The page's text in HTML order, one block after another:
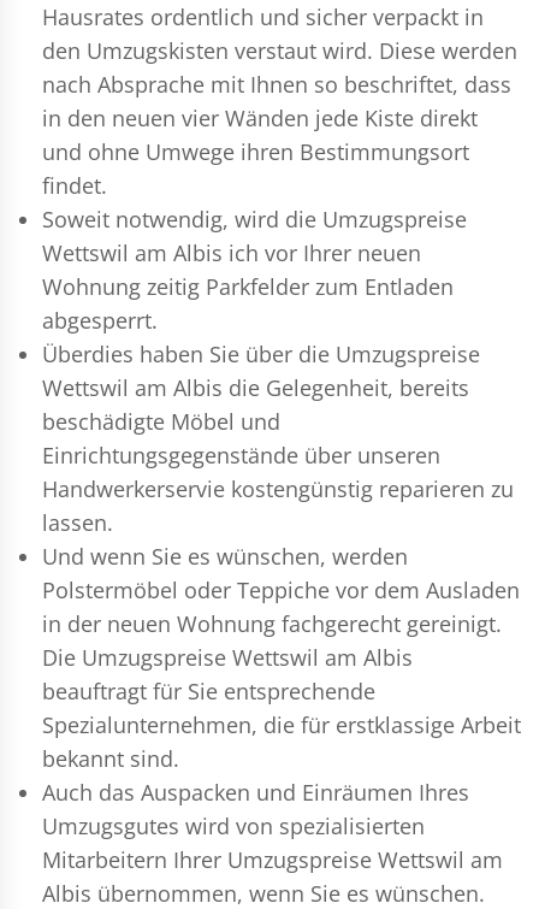
Hausrates ordentlich und sicher verpackt in
den Umzugskisten verstaut wird. Diese werden
nach Absprache mit Ihnen so beschriftet, dass
in den neuen vier Wänden jede Kiste direkt
und ohne Umwege ihren Bestimmungsort
findet.
Soweit notwendig, wird die Umzugspreise
Wettswil am Albis ich vor Ihrer neuen
Wohnung zeitig Parkfelder zum Entladen
abgesperrt.
Überdies haben Sie über die Umzugspreise
Wettswil am Albis die Gelegenheit, bereits
beschädigte Möbel und
Einrichtungsgegenstände über unseren
Handwerkerservie kostengünstig reparieren zu
lassen.
Und wenn Sie es wünschen, werden
Polstermöbel oder Teppiche vor dem Ausladen
in der neuen Wohnung fachgerecht gereinigt.
Die Umzugspreise Wettswil am Albis
beauftragt für Sie entsprechende
Spezialunternehmen, die für erstklassige Arbeit
bekannt sind.
Auch das Auspacken und Einräumen Ihres
Umzugsgutes wird von spezialisierten
Mitarbeitern Ihrer Umzugspreise Wettswil am
Albis übernommen, wenn Sie es wünschen.